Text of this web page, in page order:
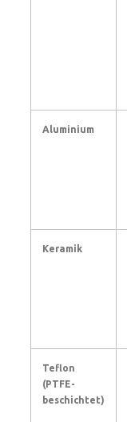
Aluminium
Keramik
Teflon
(PTFE-
beschichtet)